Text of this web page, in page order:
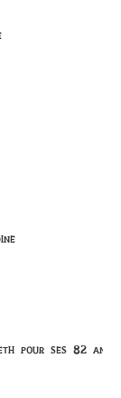
pour ses 82 ans